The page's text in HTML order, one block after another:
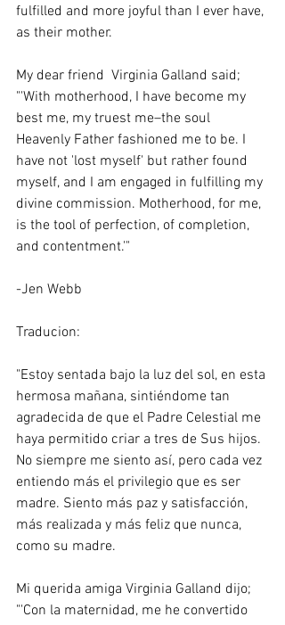
fulfilled and more joyful than I ever have,
as their mother.
My dear friend  Virginia Galland said;
"'With motherhood, I have become my
best me, my truest me–the soul
Heavenly Father fashioned me to be. I
have not 'lost myself' but rather found
myself, and I am engaged in fulfilling my
divine commission. Motherhood, for me,
is the tool of perfection, of completion,
and contentment.'"
-Jen Webb
Traducion:
"Estoy sentada bajo la luz del sol, en esta
hermosa mañana, sintiéndome tan
agradecida de que el Padre Celestial me
haya permitido criar a tres de Sus hijos.
No siempre me siento así, pero cada vez
entiendo más el privilegio que es ser
madre. Siento más paz y satisfacción,
más realizada y más feliz que nunca,
como su madre.
Mi querida amiga Virginia Galland dijo;
"'Con la maternidad, me he convertido